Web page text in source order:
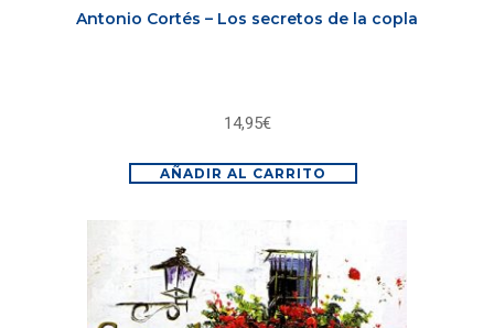
Antonio Cortés – Los secretos de la copla
14,95€
AÑADIR AL CARRITO